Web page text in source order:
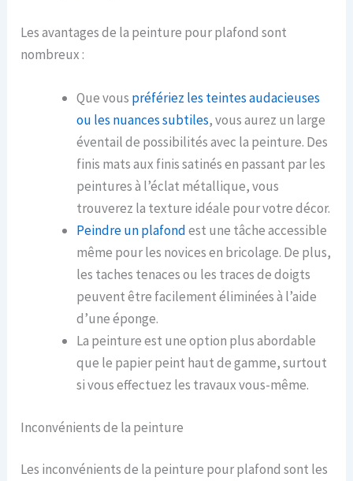
Les avantages de la peinture pour plafond sont
nombreux :
Que vous préfériez les teintes audacieuses
ou les nuances subtiles, vous aurez un large
éventail de possibilités avec la peinture. Des
finis mats aux finis satinés en passant par les
peintures à l’éclat métallique, vous
trouverez la texture idéale pour votre décor.
Peindre un plafondest une tâche accessible
même pour les novices en bricolage. De plus,
les taches tenaces ou les traces de doigts
peuvent être facilement éliminées à l’aide
d’une éponge.
La peinture est une option plus abordable
que le papier peint haut de gamme, surtout
si vous effectuez les travaux vous-même.
Inconvénients de la peinture
Les inconvénients de la peinture pour plafond sont les